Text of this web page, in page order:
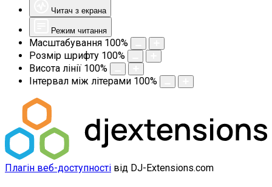
Читач з екрана
Режим читання
Масштабування 100%
Розмір шрифту 100%
Висота лінії 100%
Інтервал між літерами 100%
Плагін веб-доступності від DJ-Extensions.com